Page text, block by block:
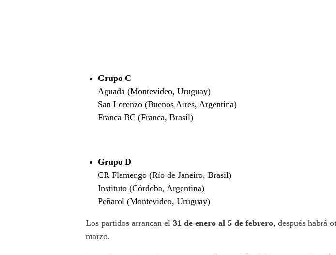
Grupo C
Aguada (Montevideo, Uruguay)
San Lorenzo (Buenos Aires, Argentina)
Franca BC (Franca, Brasil)
Grupo D
CR Flamengo (Río de Janeiro, Brasil)
Instituto (Córdoba, Argentina)
Peñarol (Montevideo, Uruguay)
Los partidos arrancan el 31 de enero al 5 de febrero, después habrá
marzo.